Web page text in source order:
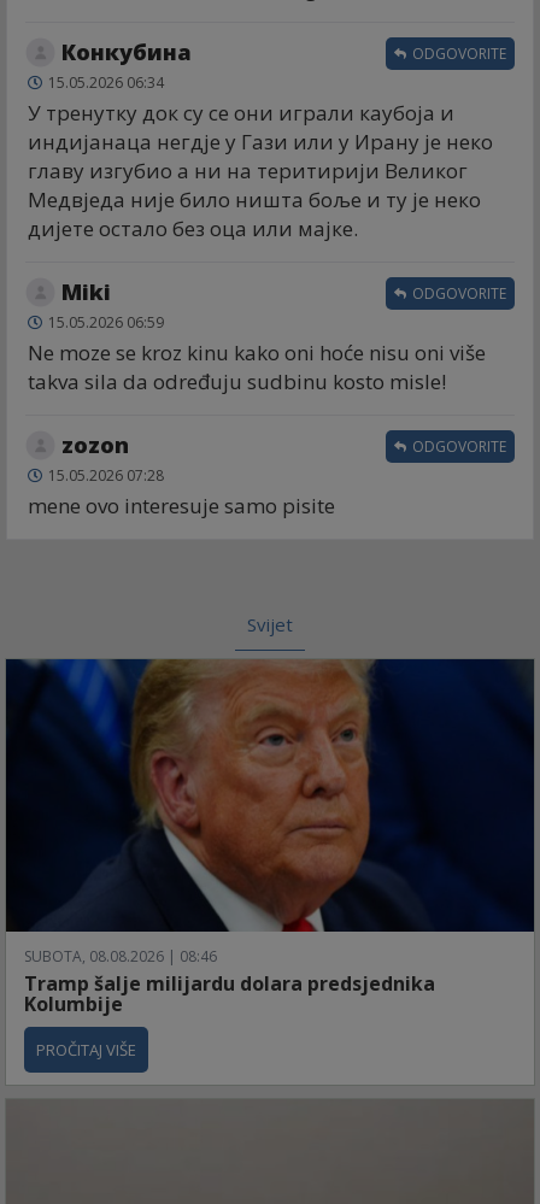
Конкубина
15.05.2026 06:34
У тренутку док су се они играли каубоја и
индијанаца негдје у Гази или у Ирану је неко
главу изгубио а ни на теритирији Великог
Медвједа није било ништа боље и ту је неко
дијете остало без оца или мајке.
ODGOVORITE
Miki
15.05.2026 06:59
Ne moze se kroz kinu kako oni hoće nisu oni više
takva sila da određuju sudbinu kosto misle!
ODGOVORITE
zozon
15.05.2026 07:28
mene ovo interesuje samo pisite
ODGOVORITE
Svijet
SUBOTA, 08.08.2026 | 08:46
Tramp šalje milijardu dolara predsjednika
Kolumbije
PROČITAJ VIŠE